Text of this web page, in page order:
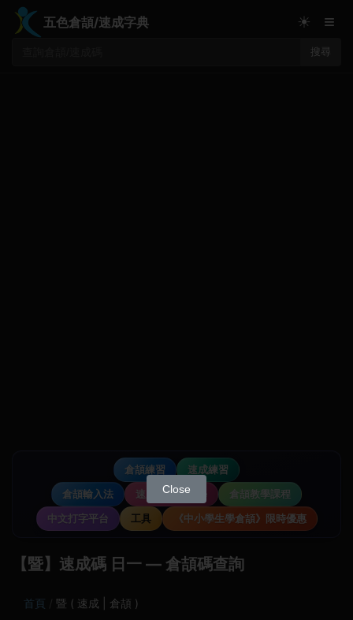
五色倉頡/速成字典
搜尋
☀ ≡
倉頡練習
速成練習
倉頡輸入法
速成輸入法教學
倉頡教學課程
中文打字平台
工具 《中小學生學倉頡》限時優惠
【暨】速成碼 日一 — 倉頡碼查詢
首頁 暨 ( 速成 | 倉頡 )
Close